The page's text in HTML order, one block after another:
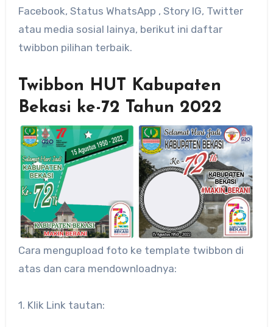
Facebook, Status WhatsApp , Story IG, Twitter
atau media sosial lainya, berikut ini daftar
twibbon pilihan terbaik.
Twibbon HUT Kabupaten
Bekasi ke-72 Tahun 2022
Cara mengupload foto ke template twibbon di
atas dan cara mendownloadnya:
1. Klik Link tautan: